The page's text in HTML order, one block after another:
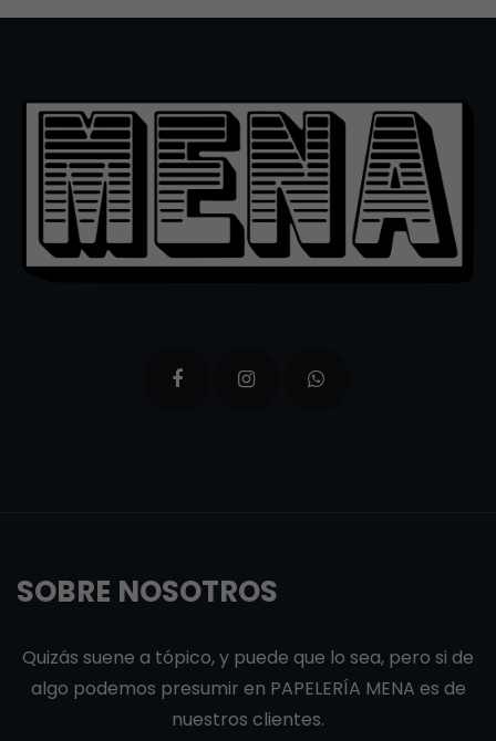
SOBRE NOSOTROS
Quizás suene a tópico, y puede que lo sea, pero si de
algo podemos presumir en PAPELERÍA MENA es de
nuestros clientes.